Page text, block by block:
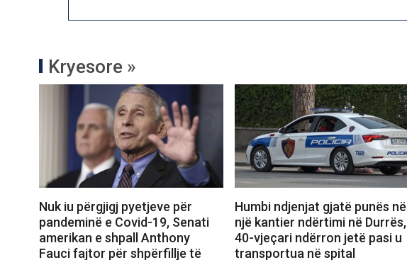
Kryesore »
Nuk iu përgjigj pyetjeve për
pandeminë e Covid-19, Senati
amerikan e shpall Anthony
Fauci fajtor për shpërfillje të
Humbi ndjenjat gjatë punës në
një kantier ndërtimi në Durrës,
40-vjeçari ndërron jetë pasi u
transportua në spital